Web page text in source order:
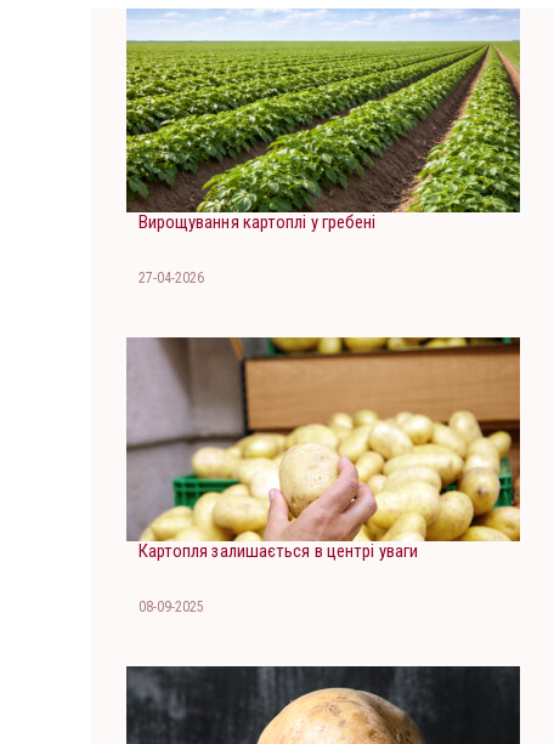
Вирощування картоплі у гребені
27-04-2026
Картопля залишається в центрі уваги
08-09-2025